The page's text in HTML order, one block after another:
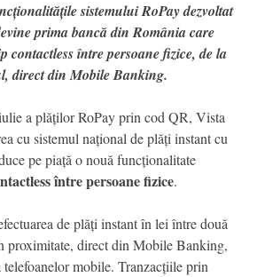
sistemului RoPay dezvoltat
prima bancă din România care
contactless între persoane fizice, de la
direct din Mobile Banking.
a plăților RoPay prin cod QR, Vista
cu sistemul național de plăți instant cu
pe piață o nouă funcționalitate
între persoane fizice.
de plăți instant în lei între două
proximitate, direct din Mobile Banking,
mobile. Tranzacțiile prin